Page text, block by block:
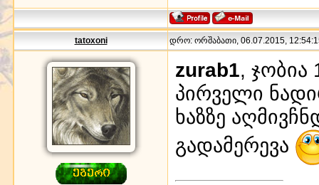
tatoxoni დრო: ორშაბათი, 06.07.2015,
zurab1, ჯობია
პირველი
ხაზზე
გადამერევა